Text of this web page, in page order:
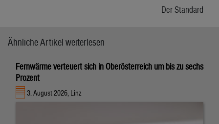
Der Standard
Ähnliche Artikel weiterlesen
Fernwärme verteuert sich in Oberösterreich um bis zu sechs
Prozent
3. August 2026, Linz